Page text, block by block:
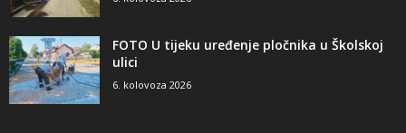
FOTO U tijeku uređenje pločnika u Školskoj
ulici
6. kolovoza 2026